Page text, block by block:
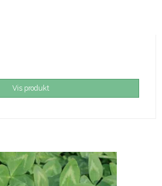
Vis produkt